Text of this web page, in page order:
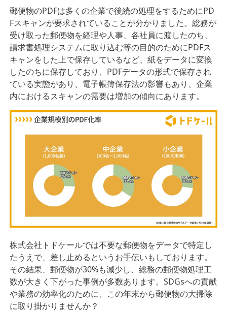
郵便物のPDFは多くの企業で後続の処理をするためにPD
Fスキャンが要求されていることが分かりました。総務が
受け取った郵便物を経理や⼈事、各社員に渡したのち、
請求書処理システムに取り込む等の⽬的のためにPDFス
キャンをした上で保存しているなど、紙をデータに変換
したのちに保存しており、PDFデータの形式で保存され
ている実態があり、電⼦帳簿保存法の影響もあり、企業
内におけるスキャンの需要は増加の傾向にあります。
株式会社トドケールでは不要な郵便物をデータで特定し
たうえで、差し止めるというお手伝いもしております。
その結果、郵便物が30%も減少し、総務の郵便物処理工
数が大きく下がった事例が多数あります。SDGsへの貢献
や業務の効率化のために、この年末から郵便物の大掃除
に取り掛かりませんか？